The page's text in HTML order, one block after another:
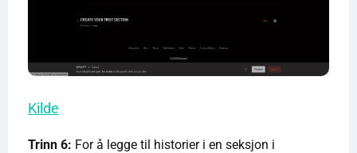
Kilde
Trinn 6: For å legge til historier i en seksjon i